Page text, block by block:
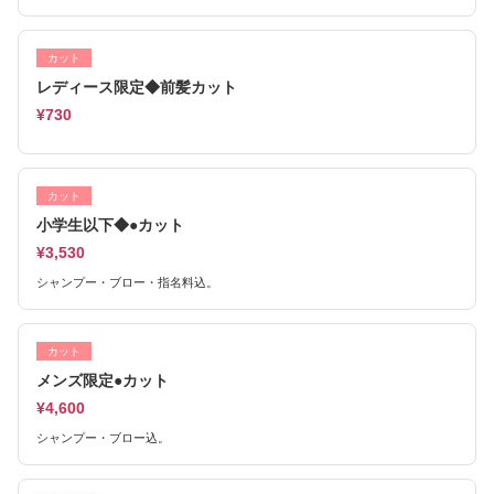
カット
レディース限定◆前髪カット
¥730
カット
小学生以下◆●カット
¥3,530
シャンプー・ブロー・指名料込。
カット
メンズ限定●カット
¥4,600
シャンプー・ブロー込。